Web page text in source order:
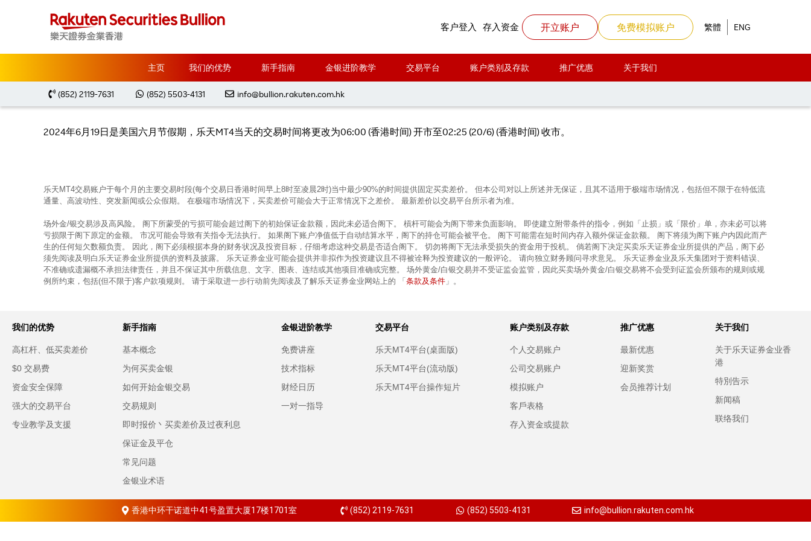
客户登入 存入资金 开立账户 免费模拟账户 繁體 ENG
主页 我们的优势 新手指南 金银进阶教学 交易平台 账户类别及存款 推广优惠 关于我们
(852) 2119-7631 (852) 5503-4131 info@bullion.rakuten.com.hk
主页 Special Notification 2024年6月19日乐天MT4交易时间因美国六月节假期有所转变
2024年6月19日乐天MT4交易时间因美国六月节假期有所转变
2024年6月19日是美国六月节假期，乐天MT4当天的交易时间将更改为06:00 (香港时间) 开市至02:25 (20/6) (香港时间) 收市。
乐天MT4交易账户于每个月的主要交易时段(每个交易日香港时间早上8时至凌晨2时)当中最少90%的时间提供固定买卖差价。 但本公司对以上所述并无保证，且其不适用于极端市场情况，包括但不限于在特低流
通量、高波动性、突发新闻或公众假期。 在极端市场情况下，买卖差价可能会大于正常情况下之差价。 最新差价以交易平台所示者为准。
场外金/银交易涉及高风险。 阁下所蒙受的亏损可能会超过阁下的初始保证金款额，因此未必适合阁下。 槓杆可能会为阁下带来负面影响。 即使建立附带条件的指令，例如「止损」或「限价」单，亦未必可以将
亏损限于阁下原定的金额。 市况可能会导致有关指令无法执行。 如果阁下账户净值低于自动结算水平，阁下的持仓可能会被平仓。 阁下可能需在短时间内存入额外保证金款额。 阁下将须为阁下账户内因此而产
生的任何短欠数额负责。 因此，阁下必须根据本身的财务状况及投资目标，仔细考虑这种交易是否适合阁下。 切勿将阁下无法承受损失的资金用于投机。 倘若阁下决定买卖乐天证券金业所提供的产品，阁下必
须先阅读及明白乐天证券金业所提供的资料及披露。 乐天证券金业可能会提供并非拟作为投资建议且不得被诠释为投资建议的一般评论。 请向独立财务顾问寻求意见。 乐天证券金业及乐天集团对于资料错误、
不准确或遗漏概不承担法律责任，并且不保证其中所载信息、文字、图表、连结或其他项目准确或完整。 场外黄金/白银交易并不受证监会监管，因此买卖场外黄金/白银交易将不会受到证监会所颁布的规则或规
例所约束，包括(但不限于)客户款项规则。 请于采取进一步行动前先阅读及了解乐天证券金业网站上的 「 条款及条件 」。
我们的优势
高杠杆、低买卖差价
$0 交易费
资金安全保障
强大的交易平台
专业教学及支援
新手指南
基本概念
为何买卖金银
如何开始金银交易
交易规则
即时报价丶买卖差价及过夜利息
保证金及平仓
常见问题
金银业术语
金银进阶教学
免费讲座
技术指标
财经日历
一对一指导
交易平台
乐天MT4平台(桌面版)
乐天MT4平台(流动版)
乐天MT4平台操作短片
账户类别及存款
个人交易账户
公司交易账户
模拟账户
客戶表格
存入资金或提款
推广优惠
最新优惠
迎新奖赏
会员推荐计划
关于我们
关于乐天证券金业香
港
特別告示
新闻稿
联络我们
香港中环干诺道中41号盈置大厦17楼1701室 (852) 2119-7631 (852) 5503-4131 info@bullion.rakuten.com.hk